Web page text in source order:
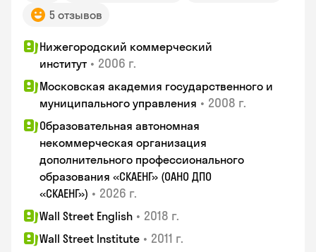
5 отзывов
Нижегородский коммерческий
институт • 2006 г.
Московская академия государственного и
муниципального управления • 2008 г.
Образовательная автономная
некоммерческая организация
дополнительного профессионального
образования «СКАЕНГ» (ОАНО ДПО
«СКАЕНГ») • 2026 г.
Wall Street English • 2018 г.
Wall Street Institute • 2011 г.